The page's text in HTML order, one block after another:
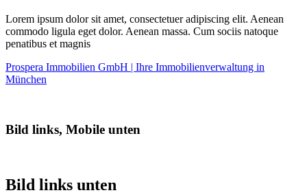
Lorem ipsum dolor sit amet, consectetuer adipiscing elit. Aenean
commodo ligula eget dolor. Aenean massa. Cum sociis natoque
penatibus et magnis
Prospera Immobilien GmbH | Ihre Immobilienverwaltung in
München
Bild links, Mobile unten
Bild links unten